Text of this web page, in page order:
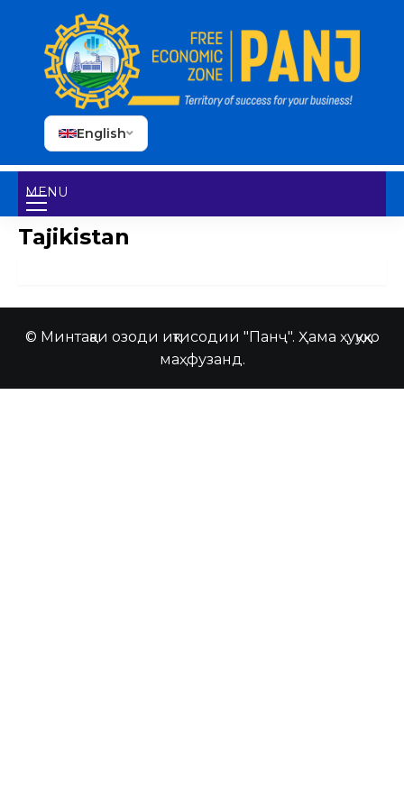
English
MENU
Tajikistan
© Минтақаи озоди иқтисодии "Панҷ". Ҳама ҳуқуқҳо
маҳфузанд.